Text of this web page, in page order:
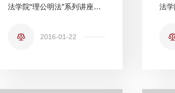
法学院“理公明法”系列讲座之三——（宪法学与社会保障法）抽象与具体之间
2016-01-22